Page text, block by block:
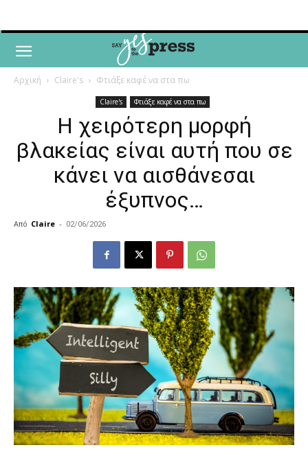
Αρχική Claire's Φτιάξε καφέ να στα πω
Claire's Φτιάξε καφέ να στα πω
Η χειρότερη μορφή
βλακείας είναι αυτή που σε
κάνει να αισθάνεσαι
έξυπνος…
Από Claire - 02/06/2026